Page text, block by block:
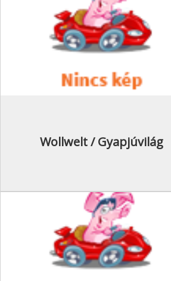
Wollwelt / Gyapjúvilág